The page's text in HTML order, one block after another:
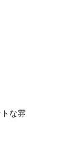
な雰